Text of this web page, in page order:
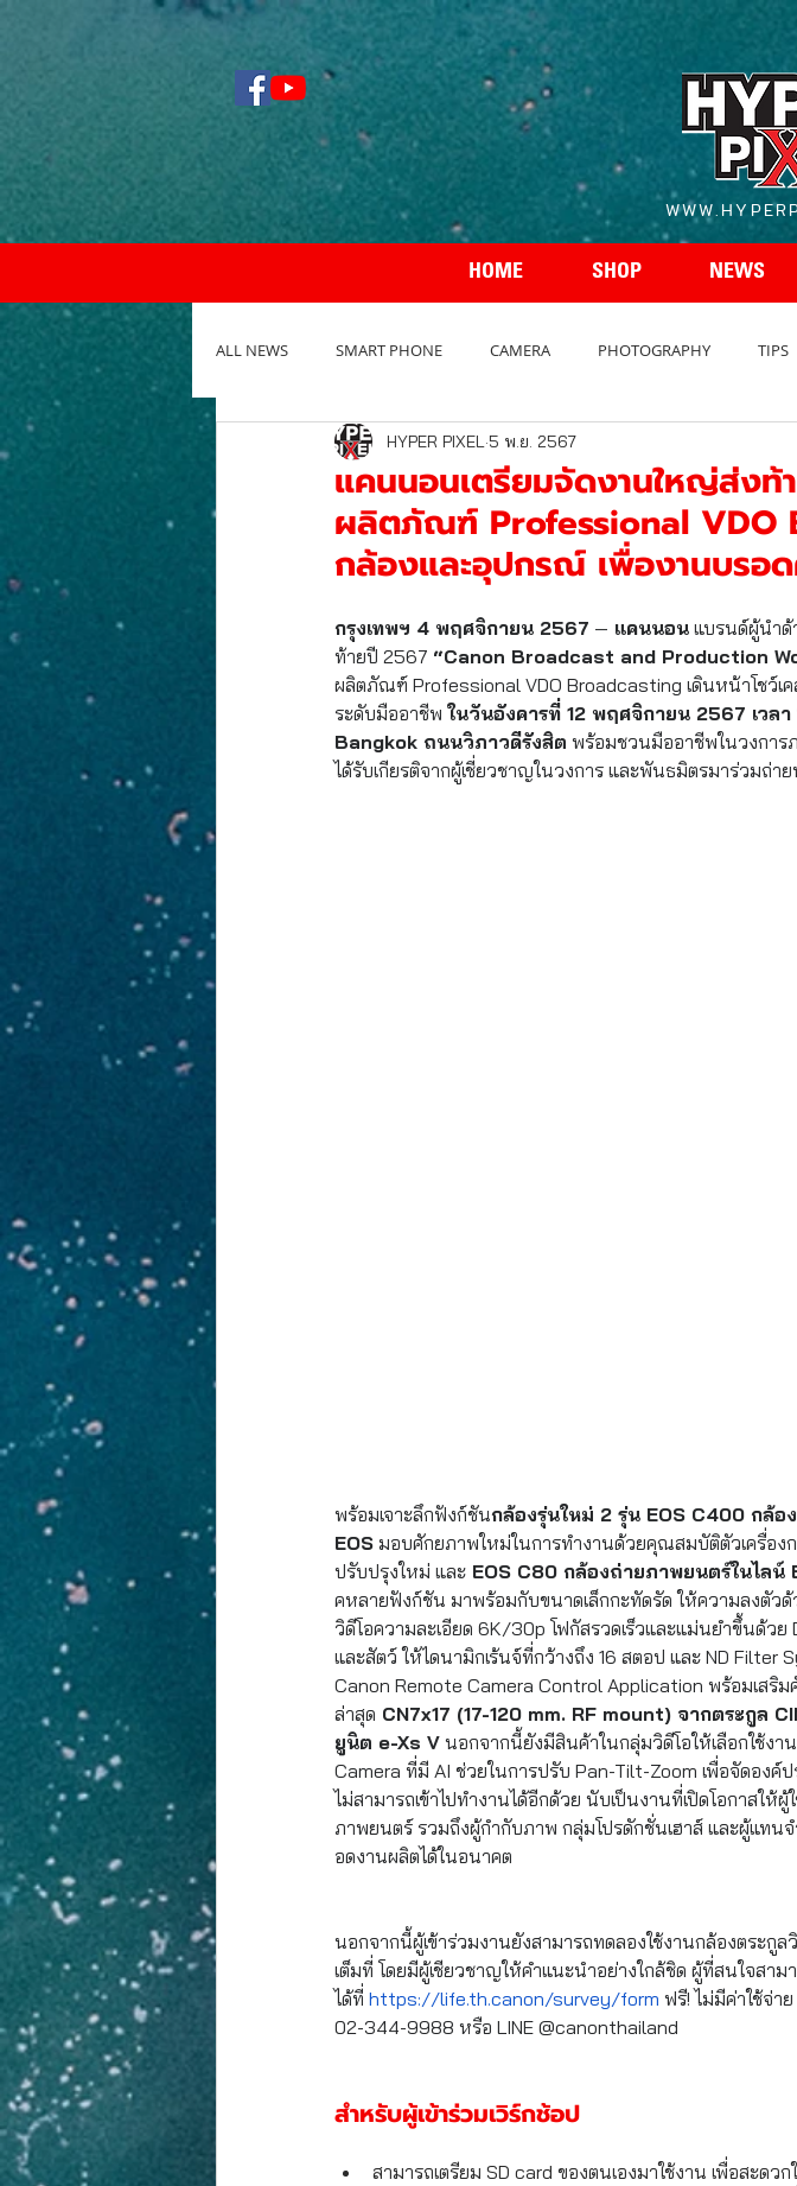
HOME SHOP NEWS
ALL NEWS SMART PHONE CAMERA PHOTOGRAPHY TIPS
NOTEBOOK / PC REVIEW กล้อง REVIEW โทรศัพท์
งานประกวดภาพวาด PR-NEWS
แคนนอนเตรียมจัดงานใหญ่ส่ง
ผลิตภัณฑ์ Professional VDO
กล้องและอุปกรณ์ เพื่องานบรอ
HYPER PIXEL 5 พ.ย. 2567
กรุงเทพฯ 4 พฤศจิกายน 2567 — แคนนอน แบรนด์ผู้นำด้
ท้ายปี 2567 “Canon Broadcast and Production
ผลิตภัณฑ์ Professional VDO Broadcasting เดินหน้าโชว์เ
ระดับมืออาชีพ ในวันอังคารที่ 12 พฤศจิกายน 2567 เว
Bangkok ถนนวิภาวดีรังสิต พร้อมชวนมืออาชีพในวงการ
ได้รับเกียรติจากผู้เชี่ยวชาญในวงการ และพันธมิตรมาร่วมถ่
พร้อมเจาะลึกฟังก์ชันกล้องรุ่นใหม่ 2 รุ่น EOS C400 กล้อ
EOS มอบศักยภาพใหม่ในการทำงานด้วยคุณสมบัติตัวเครื่อง
ปรับปรุงใหม่ และ EOS C80 กล้องถ่ายภาพยนตร์ในไลน์
คหลายฟังก์ชัน มาพร้อมกับขนาดเล็กกะทัดรัด ให้ความลงตัว
วิดีโอความละเอียด 6K/30p โฟกัสรวดเร็วและแม่นยำขึ้นด้ว
และสัตว์ ให้ไดนามิกเร้นจ์ที่กว้างถึง 16 สตอป และ ND Filter
Canon Remote Camera Control Application พร้อมเสริ
ล่าสุด CN7x17 (17-120 mm. RF mount) จากตระกูล
ยูนิต e-Xs V นอกจากนี้ยังมีสินค้าในกลุ่มวิดีโอให้เลือกใช้ง
Camera ที่มี AI ช่วยในการปรับ Pan-Tilt-Zoom เพื่อจัดอง
ไม่สามารถเข้าไปทำงานได้อีกด้วย นับเป็นงานที่เปิดโอกาสใ
ภาพยนตร์ รวมถึงผู้กำกับภาพ กลุ่มโปรดักชั่นเฮาส์ และผู้แทน
อดงานผลิตได้ในอนาคต
นอกจากนี้ผู้เข้าร่วมงานยังสามารถทดลองใช้งานกล้องตระกู
เต็มที่ โดยมีผู้เชียวชาญให้คำแนะนำอย่างใกล้ชิด ผู้ที่สนใจสาม
ได้ที่ https://life.th.canon/survey/form ฟรี! ไม่มีค่าใช้จ่า
02-344-9988 หรือ LINE @canonthailand
สำหรับผู้เข้าร่วมเวิร์กช้อป
สามารถเตรียม SD card ของตนเองมาใช้งาน เพื่อสะดว